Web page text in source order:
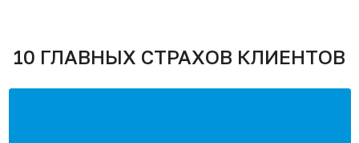
10 ГЛАВНЫХ СТРАХОВ КЛИЕНТОВ